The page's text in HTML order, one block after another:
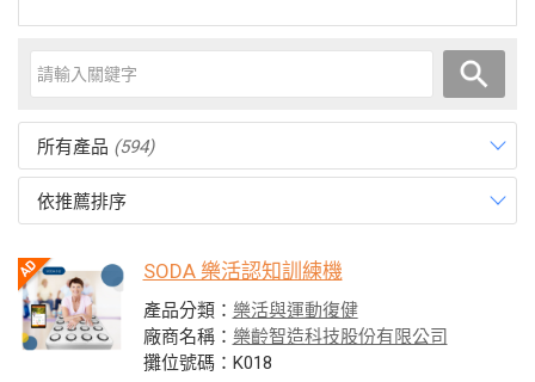
所有產品 (594)
依推薦排序
SODA 樂活認知訓練機
產品分類： 樂活與運動復健
廠商名稱： 樂齡智造科技股份有限公司
攤位號碼：K018